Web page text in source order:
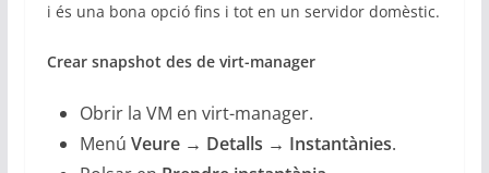
i és una bona opció fins i tot en un servidor domèstic.
Crear snapshot des de virt-manager
Obrir la VM en virt-manager.
Menú Veure → Detalls → Instantànies.